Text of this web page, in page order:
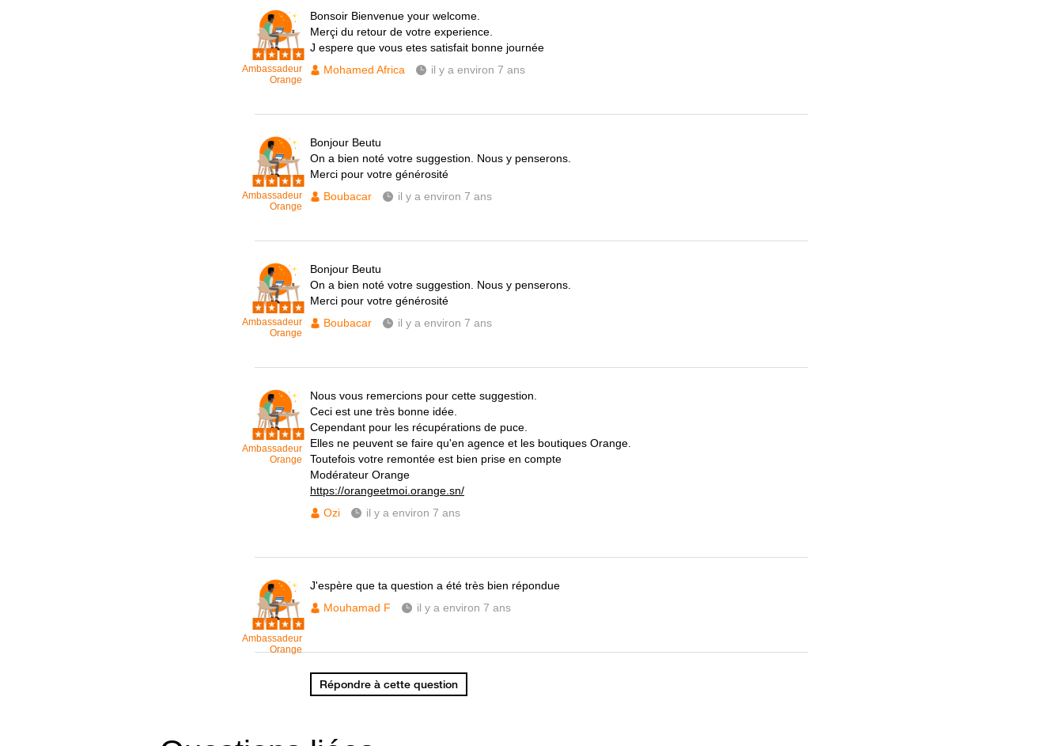
Ambassadeur
Orange
Bonsoir Bienvenue your welcome.
Merçi du retour de votre experience.
J espere que vous etes satisfait bonne journée
Mohamed Africa
il y a environ 7 ans
Ambassadeur
Orange
Bonjour Beutu
On a bien noté votre suggestion. Nous y penserons.
Merci pour votre générosité
Boubacar
il y a environ 7 ans
Ambassadeur
Orange
Bonjour Beutu
On a bien noté votre suggestion. Nous y penserons.
Merci pour votre générosité
Boubacar
il y a environ 7 ans
Ambassadeur
Orange
Nous vous remercions pour cette suggestion.
Ceci est une très bonne idée.
Cependant pour les récupérations de puce.
Elles ne peuvent se faire qu'en agence et les boutiques Orange.
Toutefois votre remontée est bien prise en compte
Modérateur Orange
https://orangeetmoi.orange.sn/
Ozi
il y a environ 7 ans
Ambassadeur
Orange
J'espère que ta question a été très bien répondue
Mouhamad F
il y a environ 7 ans
Répondre à cette question